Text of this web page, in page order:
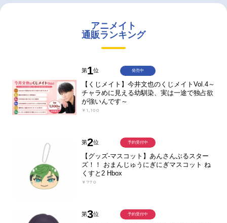
アニメイト
通販ランキング
第1位
【くじメイト】今井文也のくじメイトVol.4～
チャラめに見える幼馴染、実は一途で独占欲
が強いんです～
￥1,100
発売中
第2位
【グッズ-マスコット】あんさんぶるスター
ズ！！ おまんじゅうにぎにぎマスコット ね
くすと2 Hbox
￥770
予約受付中
第3位 予約受付中